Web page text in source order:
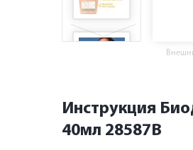
Инструкция
40мл 28587B